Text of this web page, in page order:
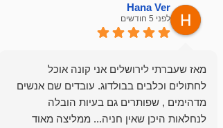
Hana Ver
לפני 5 חודשים
מאז שעברתי לירושלים אני קונה אוכל
לחתולים וכלבים בבולדוג. עובדים שם אנשים
מדהימים , שפותרים גם בעיות הובלה
לנחלאות היכן שאין חניה... ממליצה מאוד